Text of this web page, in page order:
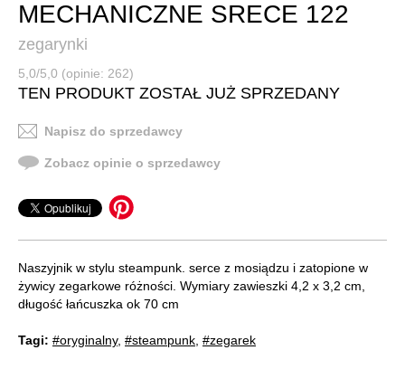
MECHANICZNE SRECE 122
zegarynki
5,0/5,0 (opinie: 262)
TEN PRODUKT ZOSTAŁ JUŻ SPRZEDANY
Napisz do sprzedawcy
Zobacz opinie o sprzedawcy
Naszyjnik w stylu steampunk. serce z mosiądzu i zatopione w
żywicy zegarkowe różności. Wymiary zawieszki 4,2 x 3,2 cm,
długość łańcuszka ok 70 cm
Tagi: #oryginalny, #steampunk #zegarek